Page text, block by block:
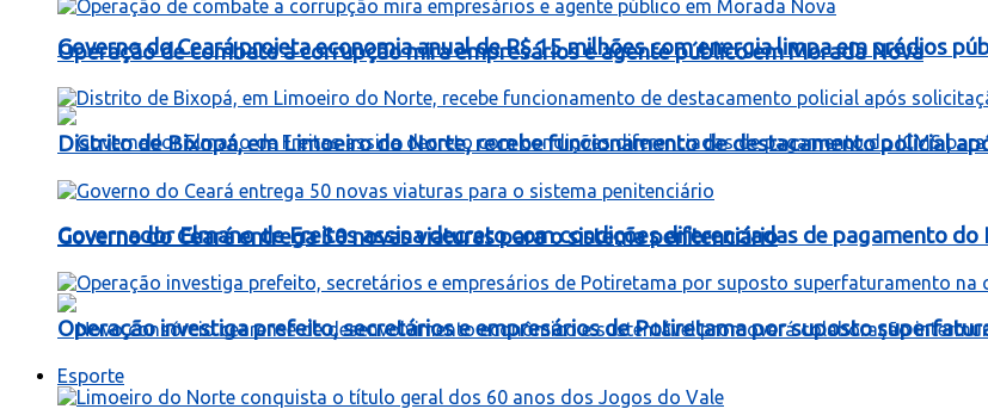
Governo do Ceará projeta economia anual de R$ 15 milhões com energia limpa em prédios
Governador Elmano de Freitas assina decreto com condições diferenciadas de pagamento do
Operação de combate a corrupção mira empresários e agente público em Morada Nova
Distrito de Bixopá, em Limoeiro do Norte, recebe funcionamento de destacamento policial
Governo do Ceará entrega 50 novas viaturas para o sistema penitenciário
Operação investiga prefeito, secretários e empresários de Potiretama por suposto
Esporte